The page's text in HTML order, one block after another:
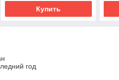
Купить
год